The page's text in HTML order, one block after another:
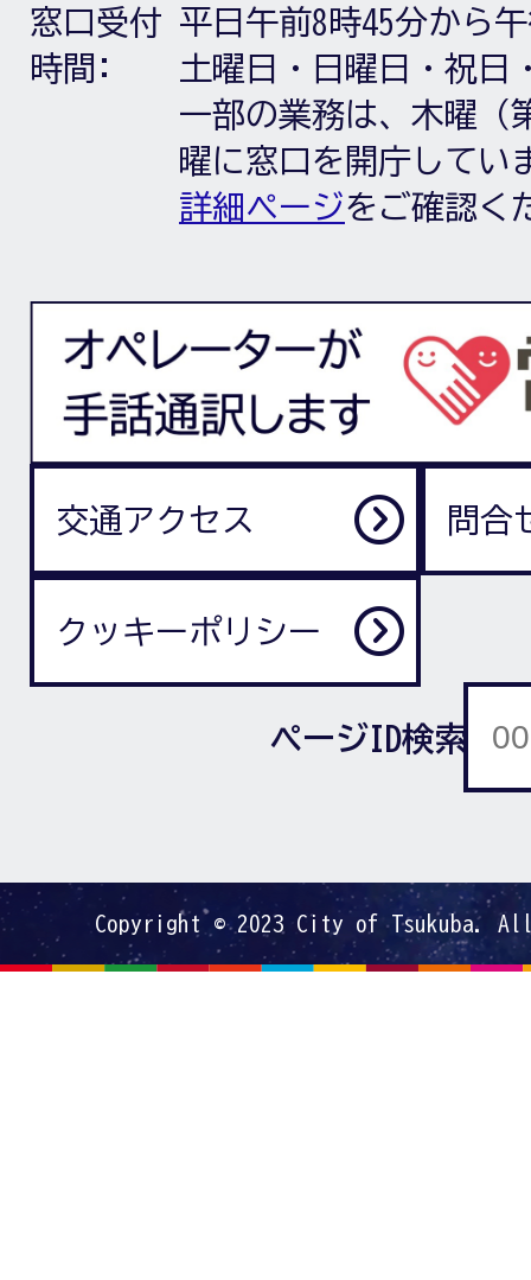
窓口受付
時間:
平日午前8時45分から
土曜日・日曜日・祝日
一部の業務は、木曜（
曜に窓口を開庁してい
詳細ページをご確認く
交通アクセス 問合
クッキーポリシー
ページID検索
Copyright © 2023 City of Tsukuba.